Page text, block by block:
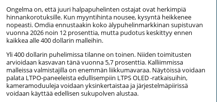
Ongelma on, että juuri halpapuhelinten ostajat ovat herkimpiä
hinnankorotuksille. Kun myyntihinta nousee, kysyntä heikkenee
nopeasti. Omdia ennustaakin koko älypuhelinmarkkinan supistuvan
vuonna 2026 noin 12 prosenttia, mutta pudotus keskittyy ennen
kaikkea alle 400 dollarin malleihin.
Yli 400 dollarin puhelimissa tilanne on toinen. Niiden toimitusten
arvioidaan kasvavan tänä vuonna 5,7 prosenttia. Kalliimmissa
malleissa valmistajilla on enemmän liikkumavaraa. Näytöissä voidaan
palata LTPO-paneeleista edullisempiin LTPS OLED -ratkaisuihin,
kameramoduuleja voidaan yksinkertaistaa ja järjestelmäpiirissä
voidaan käyttää edellisen sukupolven alustaa.